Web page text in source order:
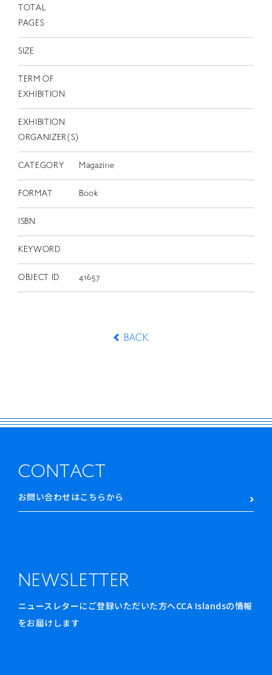
TOTAL
PAGES
SIZE
TERM OF
EXHIBITION
EXHIBITION
ORGANIZER(S)
CATEGORY Magazine
FORMAT Book
ISBN
KEYWORD
OBJECT ID 41657
BACK
CONTACT
お問い合わせはこちらから
NEWSLETTER
ニュースレターにご登録いただいた方へCCA Islandsの情報
をお届けします